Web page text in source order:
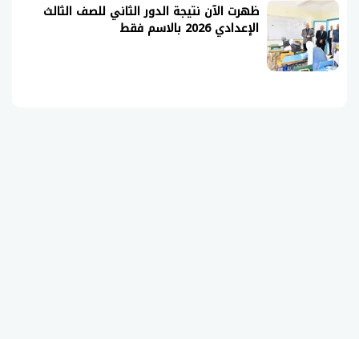
ظهرت الآن نتيجة الدور الثاني للصف الثالث
الإعدادي 2026 بالاسم فقط